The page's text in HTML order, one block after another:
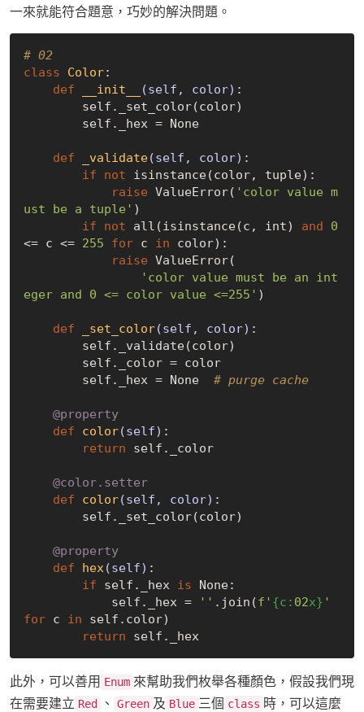
一來就能符合題意，巧妙的解決問題。
# 02
class
Color:
def
__init__ (self, color) :
        self._hex =
None
def _validate(self, color) :
if
not isinstance(color, tuple):
raise ValueError( 'color value m
ust be a tuple' )
if
not all(isinstance(c, int) and
0
<= c <= 255 for c in color):
raise ValueError(
'color value must be an int
eger and 0 <= color value <=255' )
def _set_color(self, color) :
        self._hex =
None # purge cache
    @property
def
color(self) :
return self._color
    @color.setter
def
color(self, color) :
    @property
def
hex(self) :
if self._hex is None:
            self._hex =
'' .join(f' {c: 02x} '
for c in self.color)
return
self._hex
此外，可以善用 Enum 來幫助我們枚舉各種顏色，假設我們現
在需要建立 Red 、 Green 及 Blue 三個 class 時，可以這麼